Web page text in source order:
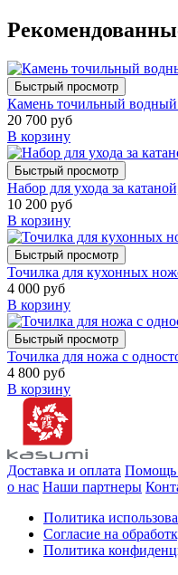
Быстрый просмотр
Камень точильный
20 700 руб
В корзину
Быстрый просмотр
Набор для ухода за
10 200 руб
В корзину
Быстрый просмотр
Точилка для кухонных
4 000 руб
В корзину
Быстрый просмотр
Точилка для ножа с
4 800 руб
В корзину
Доставка и оплата Помощь
о нас Наши партнеры
Политика
Согласие на
Политика